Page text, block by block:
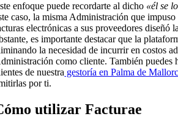
enfoque puede recordarte al dicho «él se
caso, la misma Administración que
electrónicas a sus proveedores diseñó
es importante destacar que la
la necesidad de incurrir en costos
como cliente. También puedes
de nuestra gestoría en Palma de
por ti.
utilizar Facturae